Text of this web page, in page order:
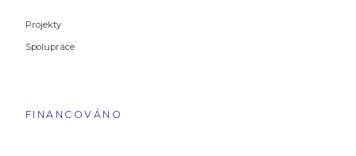
Projekty
Spolupráce
FINANCOVÁNO